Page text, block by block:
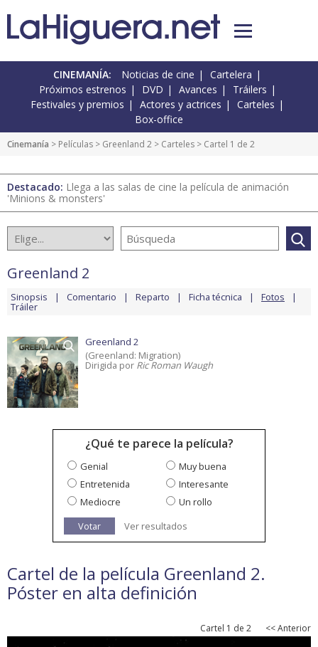
CINEMANÍA: Noticias de cine
Cartelera
Próximos estrenos
DVD Avances
Tráilers
Festivales y premios
Actores y actrices
Carteles
Box-office
Cinemanía > Películas > Greenland 2 > Carteles > Cartel 1 de 2
Destacado: Llega a las salas de cine la película de animación
'Minions & monsters'
Greenland 2
Sinopsis Comentario Reparto Ficha técnica Fotos
Tráiler
Greenland 2
(Greenland: Migration)
Dirigida por Ric Roman Waugh
¿Qué te parece la película?
Genial
Muy buena
Entretenida
Interesante
Mediocre
Un rollo
Votar
Ver resultados
Cartel de la película Greenland 2.
Póster en alta definición
Cartel 1 de 2 << Anterior